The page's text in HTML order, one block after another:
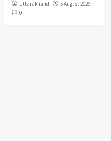
Uttarakhand
5 August 2026
0